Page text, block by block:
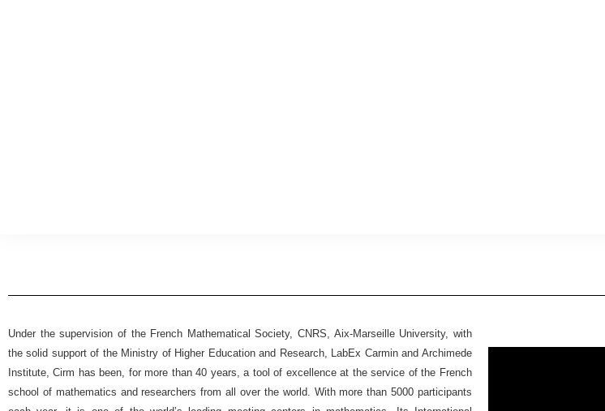
Under the supervision of the French Mathematical Society, CNRS, Aix-Marseille University, with
the solid support of the Ministry of Higher Education and Research, LabEx Carmin and Archimede
Institute, Cirm has been, for more than 40 years, a tool of excellence at the service of the French
school of mathematics and researchers from all over the world. With more than 5000 participants